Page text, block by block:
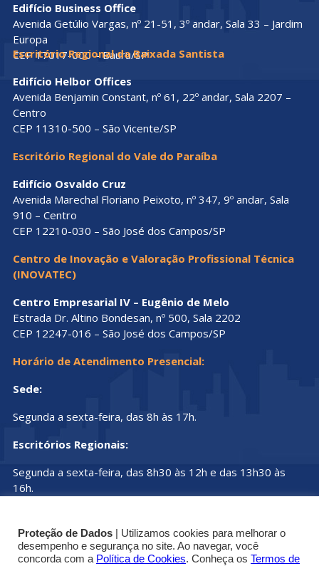
Edifício Business Office
Avenida Getúlio Vargas, nº 21-51, 3º andar, Sala 33 – Jardim
Europa
CEP 17017-000 – Bauru/SP
Escritório Regional da Baixada Santista
Edifício Helbor Offices
Avenida Benjamin Constant, nº 61, 22º andar, Sala 2207 –
Centro
CEP 11310-500 – São Vicente/SP
Escritório Regional do Vale do Paraíba
Edifício Osvaldo Cruz
Avenida Marechal Floriano Peixoto, nº 347, 9º andar, Sala
910 – Centro
CEP 12210-030 – São José dos Campos/SP
Centro de Inovação e Valoração Profissional Técnica
(INOVATEC)
Centro Empresarial IV – Eugênio de Melo
Estrada Dr. Altino Bondesan, nº 500, Sala 2202
CEP 12247-016 – São José dos Campos/SP
Horário de Atendimento Presencial:
Sede:
Segunda a sexta-feira, das 8h às 17h.
Escritórios Regionais:
Segunda a sexta-feira, das 8h30 às 12h e das 13h30 às
16h.
Proteção de Dados | Utilizamos cookies para melhorar o
desempenho e segurança no site. Ao navegar, você
concorda com a Política de Cookies. Conheça os Termos de